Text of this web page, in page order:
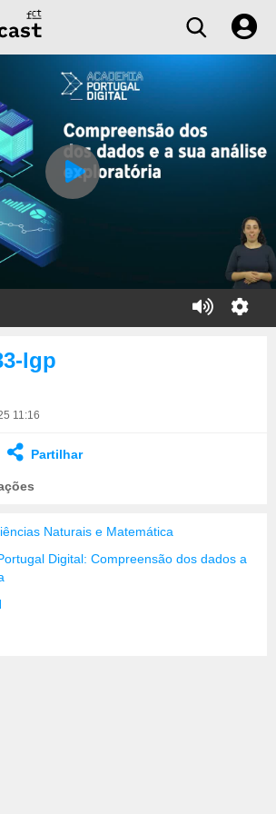
lgp
11:16
Partilhar
Naturais e Matemática
Digital: Compreensão dos dados a